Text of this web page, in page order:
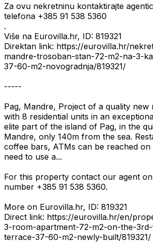
Za ovu nekretninu kontaktirajte
telefona +385 91 538 5360
.
Više na Eurovilla.hr, ID: 819321
Direktan link: https://eurovilla.hr/
mandre-trosoban-stan-72-m2-na-3-
37-60-m2-novogradnja/819321/
-----
Pag, Mandre, Project of a quality new
with 8 residential units in an
elite part of the island of Pag, in the
Mandre, only 140m from the sea.
coffee bars, ATMs can be reached
need to use a...
For this property contact our agent
number +385 91 538 5360.
More on Eurovilla.hr, ID: 819321
Direct link: https://eurovilla.hr/en/
3-room-apartment-72-m2-on-the-
terrace-37-60-m2-newly-built/819321/